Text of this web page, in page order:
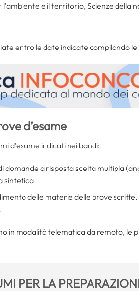
e il territorio, Scienze della
entro le date indicate compilando
d’esame
d’esame indicati nei bandi:
domande a risposta scelta multipla
sintetica
delle materie delle prove
in modalità telematica da remoto, le
PER LA